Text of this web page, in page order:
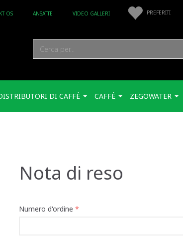
PREFERITI
OS ANSATTE VIDEO GALLERI
DI CAFFÈ CAFFÈ ZEGOWATER
Nota di reso
Numero d'ordine